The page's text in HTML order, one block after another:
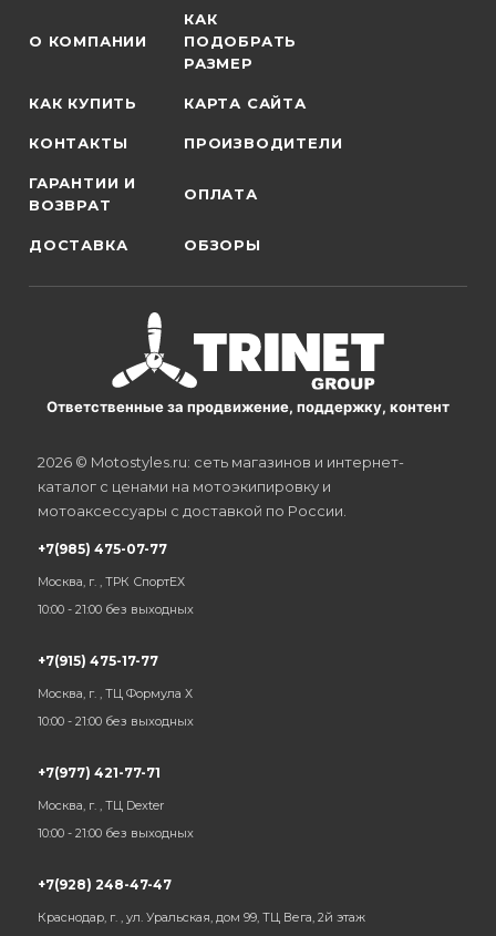
О КОМПАНИИ
КАК
ПОДОБРАТЬ
РАЗМЕР
КАК КУПИТЬ КАРТА САЙТА
КОНТАКТЫ ПРОИЗВОДИТЕЛИ
ГАРАНТИИ И
ВОЗВРАТ
ОПЛАТА
ДОСТАВКА ОБЗОРЫ
Ответственные за продвижение, поддержку, контент
2026 © Motostyles.ru: сеть магазинов и интернет-
каталог с ценами на мотоэкипировку и
мотоаксессуары с доставкой по России.
+7(985) 475-07-77
Москва, г. , ТРК СпортЕХ
10:00 - 21:00 без выходных
+7(915) 475-17-77
Москва, г. , ТЦ Формула Х
10:00 - 21:00 без выходных
+7(977) 421-77-71
Москва, г. , ТЦ Dexter
10:00 - 21:00 без выходных
+7(928) 248-47-47
Краснодар, г. , ул. Уральская, дом 99, ТЦ Вега, 2й этаж